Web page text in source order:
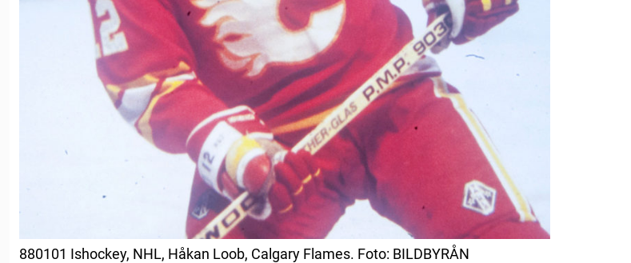
880101 Ishockey, NHL, Håkan Loob, Calgary Flames. Foto: BILDBYRÅN